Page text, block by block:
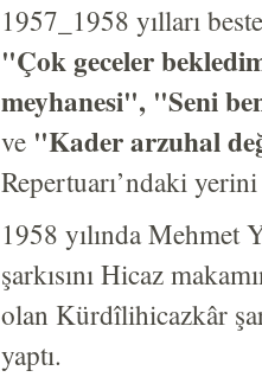
1957_1958 yılları
"Çok geceler
meyhanesi", "Seni
ve "Kader arzuhal
Repertuarı’ndaki
1958 yılında Mehmet
şarkısını Hicaz
olan Kürdîlihicazkâr
yaptı.